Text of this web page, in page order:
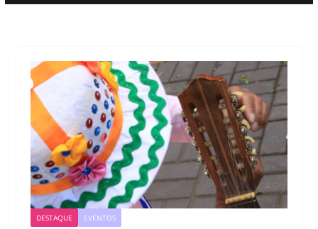
DESTAQUE EVENTOS